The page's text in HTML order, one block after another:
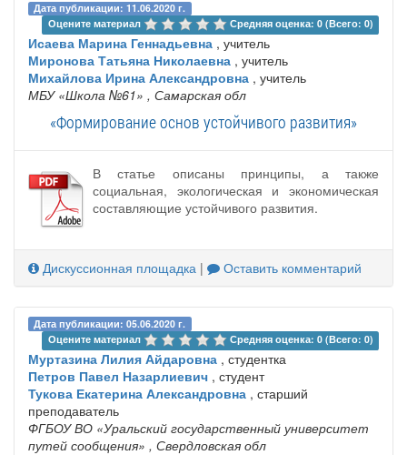
Дата публикации: 11.06.2020 г.
Оцените материал
Средняя оценка: 0 (Всего: 0)
Исаева Марина Геннадьевна , учитель
Миронова Татьяна Николаевна , учитель
Михайлова Ирина Александровна , учитель
МБУ «Школа №61» , Самарская обл
«Формирование основ устойчивого развития»
В статье описаны принципы, а также
социальная, экологическая и экономическая
составляющие устойчивого развития.
Дискуссионная площадка | Оставить комментарий
Дата публикации: 05.06.2020 г.
Оцените материал
Средняя оценка: 0 (Всего: 0)
Муртазина Лилия Айдаровна , студентка
Петров Павел Назарлиевич , студент
Тукова Екатерина Александровна , старший
преподаватель
ФГБОУ ВО «Уральский государственный университет
путей сообщения» , Свердловская обл